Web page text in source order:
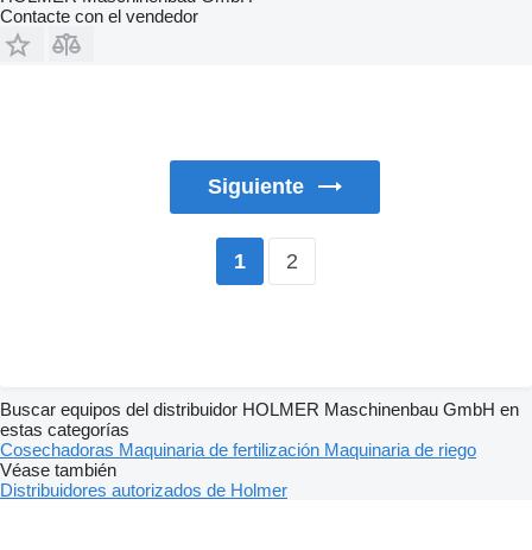
Contacte con el vendedor
Siguiente
1 2
Buscar equipos del distribuidor HOLMER Maschinenbau GmbH en
estas categorías
Cosechadoras Maquinaria de fertilización Maquinaria de riego
Véase también
Distribuidores autorizados de Holmer